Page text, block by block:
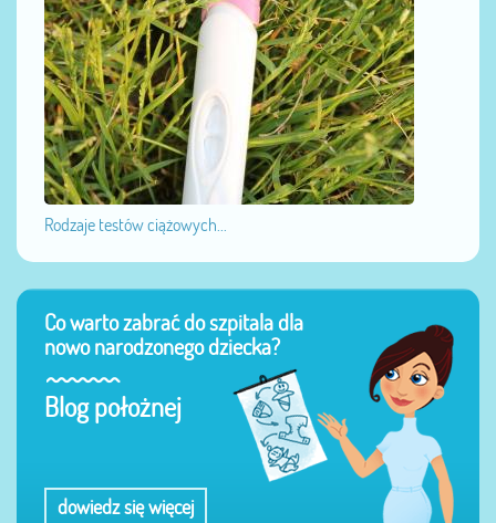
Rodzaje testów ciążowych...
Co warto zabrać do szpitala dla
nowo narodzonego dziecka?
Blog położnej
dowiedz się więcej